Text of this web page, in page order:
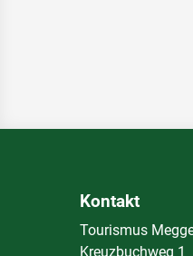
Kontakt
Tourismus
Kreuzbuchweg 1